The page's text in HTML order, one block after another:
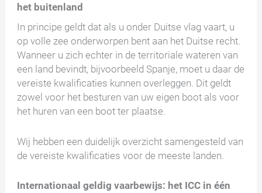
het buitenland
In principe geldt dat als u onder Duitse vlag vaart, u
op volle zee onderworpen bent aan het Duitse recht.
Wanneer u zich echter in de territoriale wateren van
een land bevindt, bijvoorbeeld Spanje, moet u daar de
vereiste kwalificaties kunnen overleggen. Dit geldt
zowel voor het besturen van uw eigen boot als voor
het huren van een boot ter plaatse.
Wij hebben een duidelijk overzicht samengesteld van
de vereiste kwalificaties voor de meeste landen.
Internationaal geldig vaarbewijs: het ICC in één